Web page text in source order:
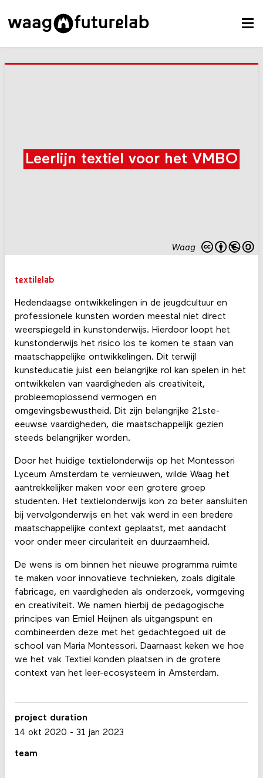
Waag
Leerlijn textiel voor het VMBO
textilelab
Hedendaagse ontwikkelingen in de jeugdcultuur en
professionele kunsten worden meestal niet direct
weerspiegeld in kunstonderwijs. Hierdoor loopt het
kunstonderwijs het risico los te komen te staan van
maatschappelijke ontwikkelingen. Dit terwijl
kunsteducatie juist een belangrijke rol kan spelen in het
ontwikkelen van vaardigheden als creativiteit,
probleemoplossend vermogen en
omgevingsbewustheid. Dit zijn belangrijke 21ste-
eeuwse vaardigheden, die maatschappelijk gezien
steeds belangrijker worden.
Door het huidige textielonderwijs op het Montessori
Lyceum Amsterdam te vernieuwen, wilde Waag het
aantrekkelijker maken voor een grotere groep
studenten. Het textielonderwijs kon zo beter aansluiten
bij vervolgonderwijs en het vak werd in een bredere
maatschappelijke context geplaatst, met aandacht
voor onder meer circulariteit en duurzaamheid.
De wens is om binnen het nieuwe programma ruimte
te maken voor innovatieve technieken, zoals digitale
fabricage, en vaardigheden als onderzoek, vormgeving
en creativiteit. We namen hierbij de pedagogische
principes van Emiel Heijnen als uitgangspunt en
combineerden deze met het gedachtegoed uit de
school van Maria Montessori. Daarnaast keken we hoe
we het vak Textiel konden plaatsen in de grotere
context van het leer-ecosysteem in Amsterdam.
project duration
14 okt 2020 - 31 jan 2023
team